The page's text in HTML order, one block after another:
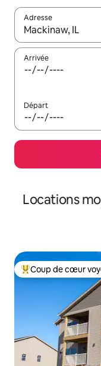
Adresse
Lorsque les
Arrivée
Départ
Locations
Coups de cœur
Coup de cœur